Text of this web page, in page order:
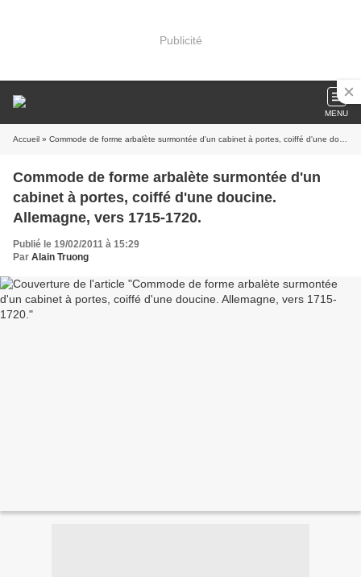
Publicité
MENU
Accueil » Commode de forme arbalète surmontée d'un cabinet à portes, coiffé d'une doucine. Allemagne, vers 1715-1720.
Commode de forme arbalète surmontée d'un
cabinet à portes, coiffé d'une doucine.
Allemagne, vers 1715-1720.
Publié le 19/02/2011 à 15:29
Par Alain Truong